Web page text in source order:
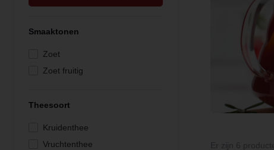
Smaaktonen
Zoet
Zoet fruitig
Theesoort
Kruidenthee
Vruchtenthee